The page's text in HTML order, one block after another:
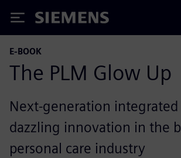
Siemens
E-BOOK
The PLM Glow Up
Next-generation integrated
dazzling innovation in the
personal care industry